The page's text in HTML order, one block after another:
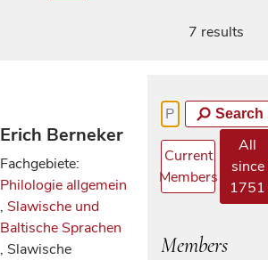
7 results
Erich Berneker
Fachgebiete:
Philologie allgemein
, Slawische und
Baltische Sprachen
, Slawische
Search
Current
Members
All
since
1751
Members